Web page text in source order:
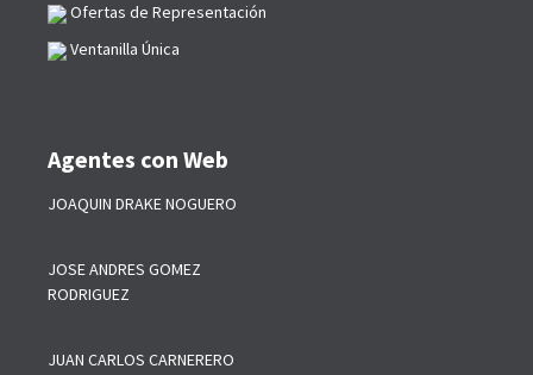
Ofertas de Representación
Ventanilla Única
Agentes con Web
JOAQUIN DRAKE NOGUERO
JOSE ANDRES GOMEZ
RODRIGUEZ
JUAN CARLOS CARNERERO